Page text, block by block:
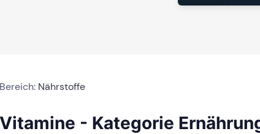
Bereich: Nährstoffe
Vitamine - Kategorie